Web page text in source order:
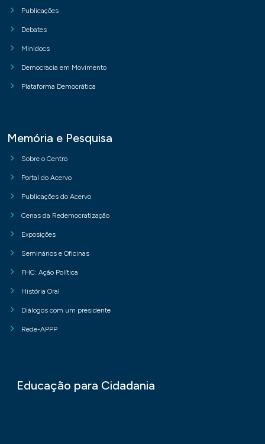
Publicações
Debates
Minidocs
Democracia em Movimento
Plataforma Democrática
Memória e Pesquisa
Sobre o Centro
Portal do Acervo
Publicações do Acervo
Cenas da Redemocratização
Exposições
Seminários e Oficinas
FHC: Ação Política
História Oral
Diálogos com um presidente
Rede-APPP
Educação para Cidadania